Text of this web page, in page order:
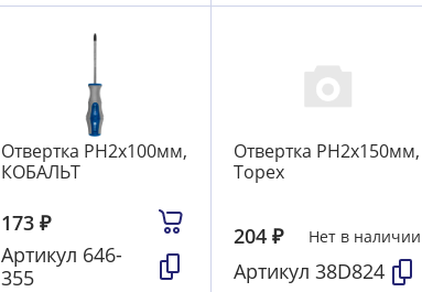
Отвертка PH2х100мм,
КОБАЛЬТ
173 ₽
Артикул 646-
355
Отвертка PH2х150мм,
Topex
204 ₽ Нет в наличии
Артикул 38D824